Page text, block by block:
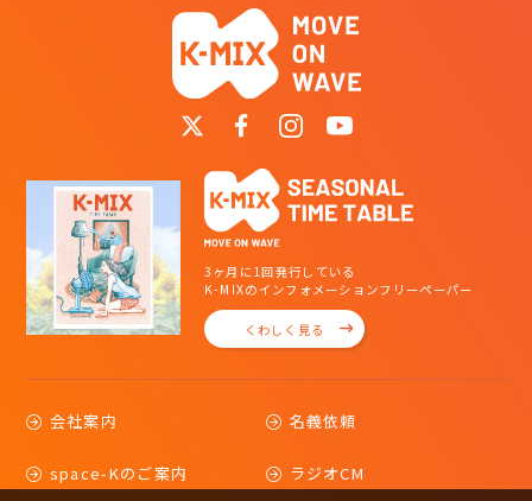
3ヶ月に1回発行している
K-MIXのインフォメーションフリーペーパー
くわしく見る
会社案内 名義依頼
space-Kのご案内 ラジオCM